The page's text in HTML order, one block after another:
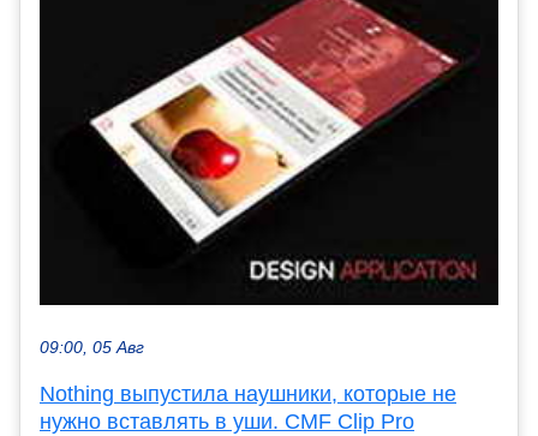
09:00, 05 Авг
Nothing выпустила наушники, которые не
нужно вставлять в уши. CMF Clip Pro